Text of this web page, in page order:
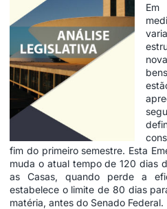
Em
fim do primeiro semestre. Esta
muda o atual tempo de 120 dias
as Casas, quando perde a
estabelece o limite de 80 dias
matéria, antes do Senado Federal.